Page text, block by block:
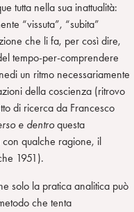
tutta nella sua inattualità:
“vissuta”, “subita”
che li fa, per così dire,
tempo-per-comprendere
un ritmo necessariamente
della coscienza (ritrovo
di ricerca da Francesco
e dentroquesta
qualche ragione, il
1951).
solo la pratica analitica può
che tenta